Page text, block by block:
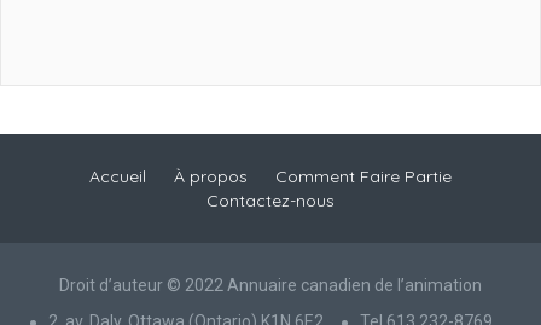
Accueil À propos
Comment Faire Partie
Contactez-nous
Droit d’auteur © 2022 Annuaire canadien de l’animation